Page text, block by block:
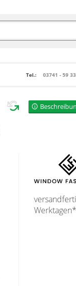
Tel.: 03741 - 59
Werktagen*